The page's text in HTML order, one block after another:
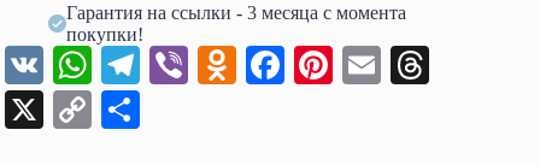
Гарантия на ссылки - 3 месяца с момента
покупки!
V
K
W
ha
ts
Te
Vi
O
Fa Pi
E
X
C